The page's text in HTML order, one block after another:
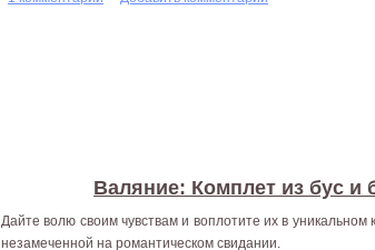
Валяние: Комплет из бус и
Дайте волю своим чувствам и воплотите их в
незамеченной на романтическом свидании.